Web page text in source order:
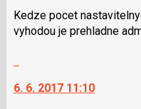
Kedze pocet
vyhodou je prehladne
další
6. 6. 2017 11:10